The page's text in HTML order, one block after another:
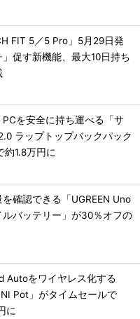
FIT 5／5 Pro」5月29日発
促す新機能、最大10日持ち
を安全に持ち運べる「サ
ラップトップバックパック
約1.8万円に
確認できる「UGREEN Uno
ルバッテリー」が30％オフの
Autoをワイヤレス化する
Pot」がタイムセールで
に